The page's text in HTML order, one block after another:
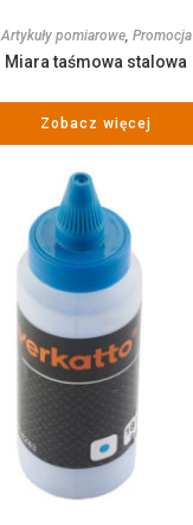
Artykuły pomiarowe, Promocja
Miara taśmowa stalowa
Zobacz więcej